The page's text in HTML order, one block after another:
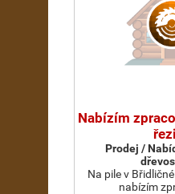
Nabízím
Prodej /
Na pile v
nabízím